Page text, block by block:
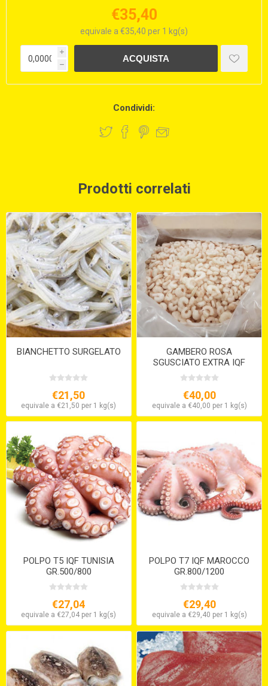
€35,40
equivale a €35,40 per 1 kg(s)
i
h
Condividi:
Prodotti correlati
BIANCHETTO SURGELATO
€21,50
equivale a €21,50 per 1 kg(s)
GAMBERO ROSA
SGUSCIATO EXTRA IQF
€40,00
equivale a €40,00 per 1 kg(s)
POLPO T5 IQF TUNISIA
GR.500/800
€27,04
equivale a €27,04 per 1 kg(s)
POLPO T7 IQF MAROCCO
GR.800/1200
€29,40
equivale a €29,40 per 1 kg(s)